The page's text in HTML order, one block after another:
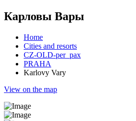
Карловы Вары
Home
Cities and resorts
CZ-OLD-per_pax
PRAHA
Karlovy Vary
View on the map